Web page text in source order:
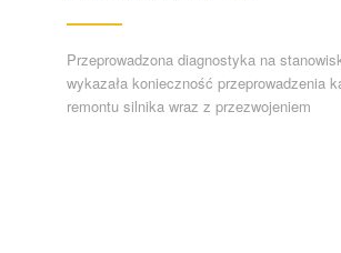
Przeprowadzona diagnostyka na
wykazała konieczność przeprowadzenia
remontu silnika wraz z przezwojeniem